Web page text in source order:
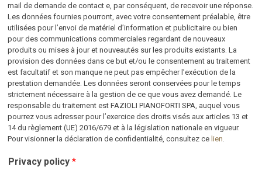
mail de demande de contact e, par conséquent, de recevoir une réponse.
Les données fournies pourront, avec votre consentement préalable, être
utilisées pour l’envoi de matériel d’information et publicitaire ou bien
pour des communications commerciales regardant de nouveaux
produits ou mises à jour et nouveautés sur les produits existants. La
provision des données dans ce but et/ou le consentement au traitement
est facultatif et son manque ne peut pas empêcher l’exécution de la
prestation demandée. Les données seront conservées pour le temps
strictement nécessaire à la gestion de ce que vous avez demandé. Le
responsable du traitement est FAZIOLI PIANOFORTI SPA, auquel vous
pourrez vous adresser pour l’exercice des droits visés aux articles 13 et
14 du règlement (UE) 2016/679 et à la législation nationale en vigueur.
Pour visionner la déclaration de confidentialité, consultez ce lien.
Privacy policy *